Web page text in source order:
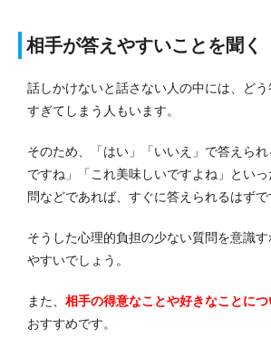
相手が答えやすいことを聞く
話しかけないと話さない人の中には、どう
すぎてしまう人もいます。
そのため、「はい」「いいえ」で答えら
ですね」「これ美味しいですよね」とい
問などであれば、すぐに答えられるはずで
そうした心理的負担の少ない質問を意識
やすいでしょう。
また、 相手の得意なことや好きなことに
おすすめです。